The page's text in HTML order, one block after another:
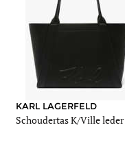
KARL LAGERFELD
Schoudertas K/Ville leder